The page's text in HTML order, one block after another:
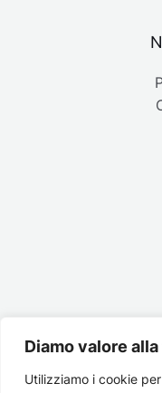
Diamo valore
Utilizziamo i cookie